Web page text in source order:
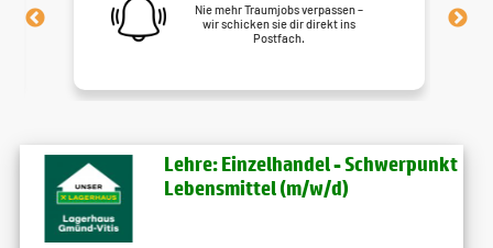
Nie mehr Traumjobs verpassen –
wir schicken sie dir direkt ins
Postfach.
Lehre: Einzelhandel - Schwerpunkt
Lebensmittel (m/w/d)